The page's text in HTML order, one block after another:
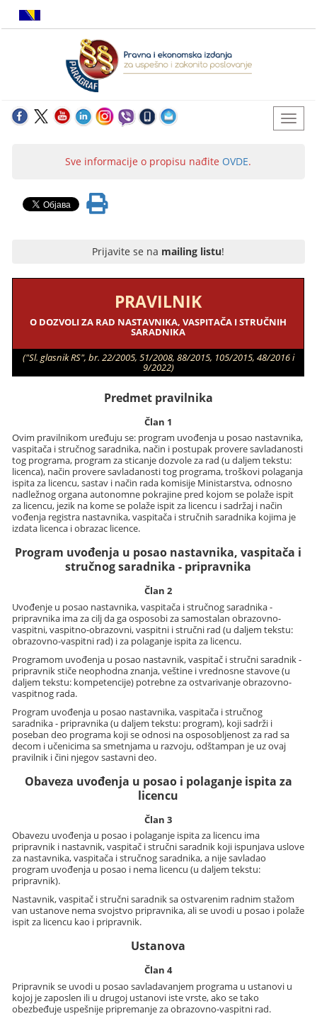
Sve informacije o propisu nađite OVDE.
Prijavite se na mailing listu!
PRAVILNIK
O DOZVOLI ZA RAD NASTAVNIKA, VASPITAČA I STRUČNIH
SARADNIKA
("Sl. glasnik RS", br. 22/2005, 51/2008, 88/2015, 105/2015, 48/2016 i
9/2022)
Predmet pravilnika
Član 1
Ovim pravilnikom uređuju se: program uvođenja u posao nastavnika,
vaspitača i stručnog saradnika, način i postupak provere savladanosti
tog programa, program za sticanje dozvole za rad (u daljem tekstu:
licenca), način provere savladanosti tog programa, troškovi polaganja
ispita za licencu, sastav i način rada komisije Ministarstva, odnosno
nadležnog organa autonomne pokrajine pred kojom se polaže ispit
za licencu, jezik na kome se polaže ispit za licencu i sadržaj i način
vođenja registra nastavnika, vaspitača i stručnih saradnika kojima je
izdata licenca i obrazac licence.
Program uvođenja u posao nastavnika, vaspitača i
stručnog saradnika - pripravnika
Član 2
Uvođenje u posao nastavnika, vaspitača i stručnog saradnika -
pripravnika ima za cilj da ga osposobi za samostalan obrazovno-
vaspitni, vaspitno-obrazovni, vaspitni i stručni rad (u daljem tekstu:
obrazovno-vaspitni rad) i za polaganje ispita za licencu.
Programom uvođenja u posao nastavnik, vaspitač i stručni saradnik -
pripravnik stiče neophodna znanja, veštine i vrednosne stavove (u
daljem tekstu: kompetencije) potrebne za ostvarivanje obrazovno-
vaspitnog rada.
Program uvođenja u posao nastavnika, vaspitača i stručnog
saradnika - pripravnika (u daljem tekstu: program), koji sadrži i
poseban deo programa koji se odnosi na osposobljenost za rad sa
decom i učenicima sa smetnjama u razvoju, odštampan je uz ovaj
pravilnik i čini njegov sastavni deo.
Obaveza uvođenja u posao i polaganje ispita za
licencu
Član 3
Obavezu uvođenja u posao i polaganje ispita za licencu ima
pripravnik i nastavnik, vaspitač i stručni saradnik koji ispunjava uslove
za nastavnika, vaspitača i stručnog saradnika, a nije savladao
program uvođenja u posao i nema licencu (u daljem tekstu:
pripravnik).
Nastavnik, vaspitač i stručni saradnik sa ostvarenim radnim stažom
van ustanove nema svojstvo pripravnika, ali se uvodi u posao i polaže
ispit za licencu kao i pripravnik.
Ustanova
Član 4
Pripravnik se uvodi u posao savladavanjem programa u ustanovi u
kojoj je zaposlen ili u drugoj ustanovi iste vrste, ako se tako
obezbeđuje uspešnije pripremanje za obrazovno-vaspitni rad.